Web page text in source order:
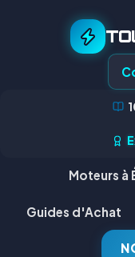
Moteurs à
Guides d'Achat